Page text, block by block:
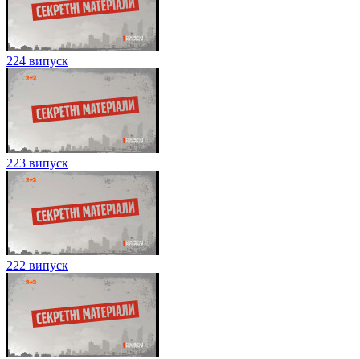
224 випуск
223 випуск
222 випуск